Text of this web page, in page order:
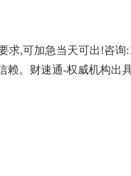
,可加急当天可出!咨询
赖。财速通-权威机构出